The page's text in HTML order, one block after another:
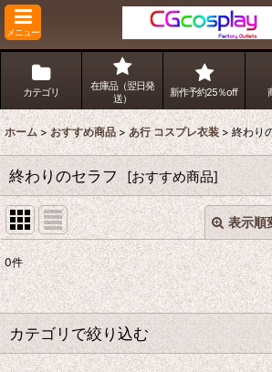
メニュー
カテゴリ
在庫品（翌日発
送）
新作予約25％off
ホーム > おすすめ商品 > あ行 コスプレ衣装 > 終わり
終わりのセラフ [おすすめ商品]
表示順
表示数:
並び順:
0件
カテゴリで絞り込む